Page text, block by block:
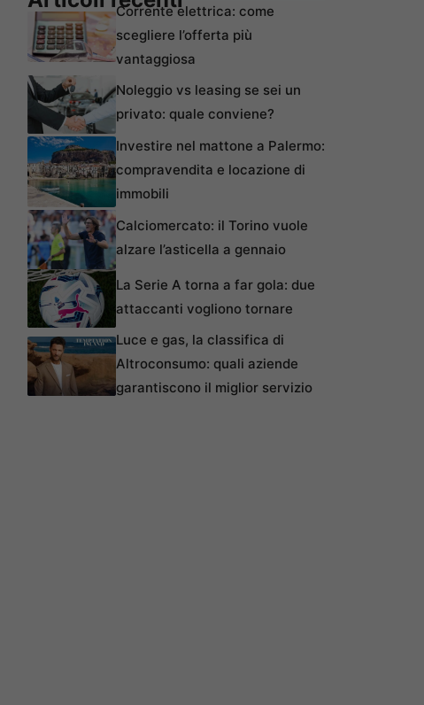
Corrente elettrica: come
scegliere l’offerta più
vantaggiosa
Noleggio vs leasing se sei un
privato: quale conviene?
Investire nel mattone a Palermo:
compravendita e locazione di
immobili
Calciomercato: il Torino vuole
alzare l’asticella a gennaio
La Serie A torna a far gola: due
attaccanti vogliono tornare
Luce e gas, la classifica di
Altroconsumo: quali aziende
garantiscono il miglior servizio